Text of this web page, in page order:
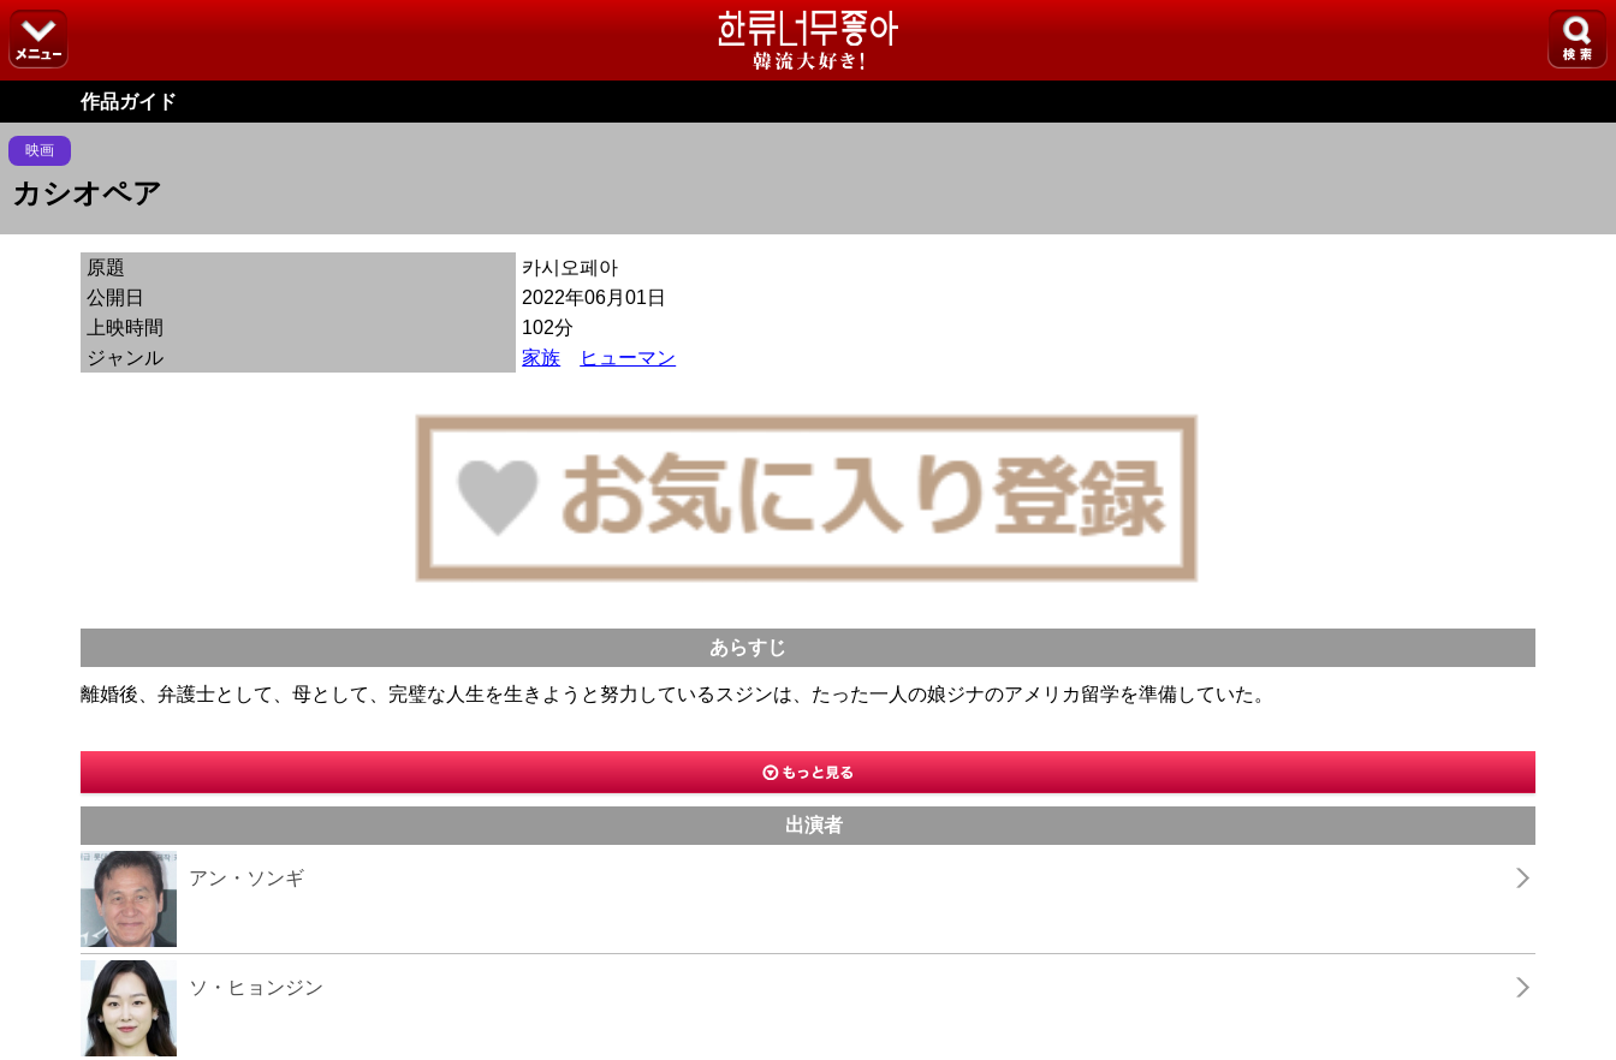
作品ガイド
映画
カシオペア
原題
카시오페아
公開日
2022年06月01日
上映時間
102分
ジャンル
家族 ヒューマン
あらすじ
離婚後、弁護士として、母として、完璧な人生を生きようと努力しているスジンは、たった一人の娘ジナのアメリカ留学を準備していた。
出演者
アン・ソンギ
ソ・ヒョンジン